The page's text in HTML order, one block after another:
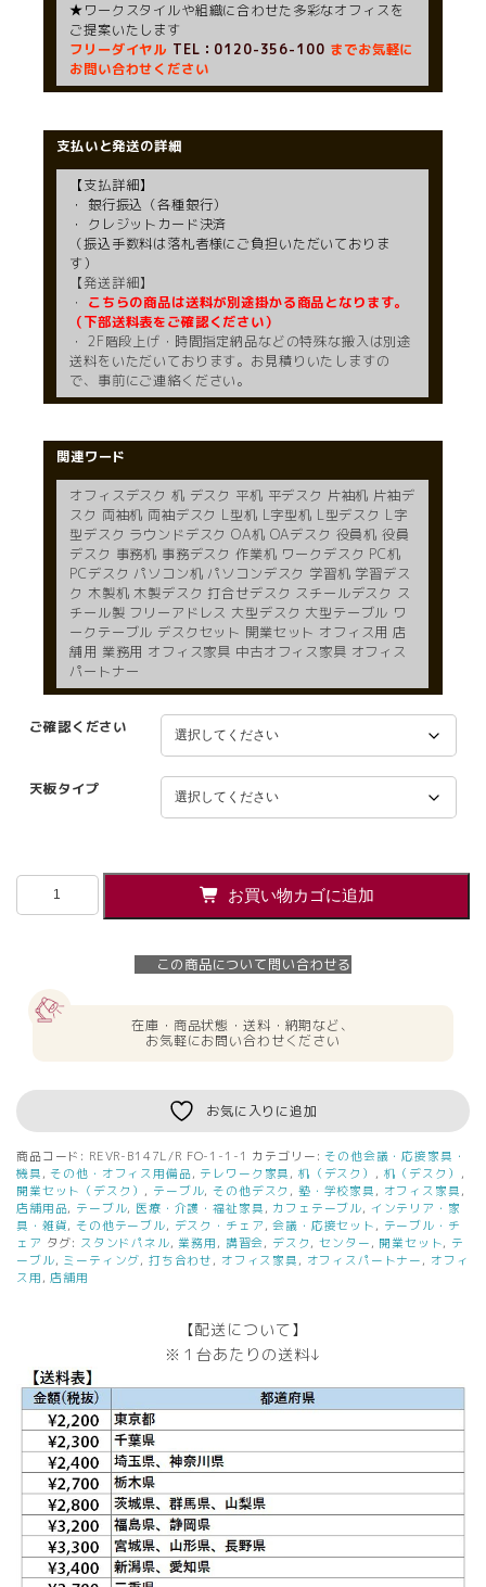
★ワークスタイルや組織に合わせた多彩なオフィスを
ご提案いたします
フリーダイヤル TEL：0120-356-100 までお気軽に
お問い合わせください
支払いと発送の詳細
【支払詳細】
・ 銀行振込（各種銀行）
・ クレジットカード決済
（振込手数料は落札者様にご負担いただいておりま
す）
【発送詳細】
・ こちらの商品は送料が別途掛かる商品となります。
（下部送料表をご確認ください）
・ 2F階段上げ・時間指定納品などの特殊な搬入は別途
送料をいただいております。お見積りいたしますの
で、事前にご連絡ください。
関連ワード
オフィスデスク 机 デスク 平机 平デスク 片袖机 片袖デ
スク 両袖机 両袖デスク L型机 L字型机 L型デスク L字
型デスク ラウンドデスク OA机 OAデスク 役員机 役員
デスク 事務机 事務デスク 作業机 ワークデスク PC机
PCデスク パソコン机 パソコンデスク 学習机 学習デス
ク 木製机 木製デスク 打合せデスク スチールデスク ス
チール製 フリーアドレス 大型デスク 大型テーブル ワ
ークテーブル デスクセット 開業セット オフィス用 店
舗用 業務用 オフィス家具 中古オフィス家具 オフィス
パートナー
ご確認ください
天板タイプ
【法
ン
ド
ス
ク
REVR-
B147L/R
FO
オ
ス
ク
W1400×D700
～
900×H720
オ
フ
ィ
ス
デ
お買い物カゴに追加
この商品について問い合わせる
在庫・商品状態・送料・納期など、
お気軽にお問い合わせください
お気に入りに追加
商品コード: REVR-B147L/R FO-1-1-1 カテゴリー:その他会議・応接家具・
機具 ,その他・オフィス用備品, テレワーク家具 , 机（デスク） , 机（デスク） ,
開業セット（デスク） , テーブル,その他デスク , 塾・学校家具 , オフィス家具 ,
店舗用品, テーブル, 医療・介護・福祉家具 , カフェテーブル, インテリア・家
具・雑貨,その他テーブル, デスク・チェア ,会議・応接セット , テーブル・チ
ェア タグ: スタンドパネル, 業務用 , 講習会, デスク ,センター , 開業セット, テ
ーブル, ミーティング, 打ち合わせ , オフィス家具 , オフィスパートナー , オフィ
ス用 , 店舗用
【配送について】
※１台あたりの送料↓